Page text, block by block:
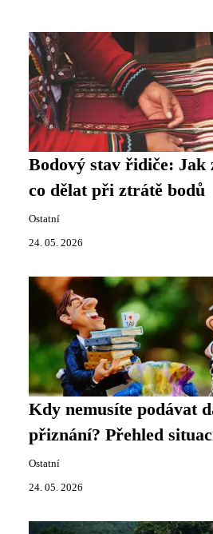
Bodový stav řidiče: Jak
co dělat při ztrátě bodů
Ostatní
24. 05. 2026
Kdy nemusíte podávat
přiznání? Přehled
Ostatní
24. 05. 2026